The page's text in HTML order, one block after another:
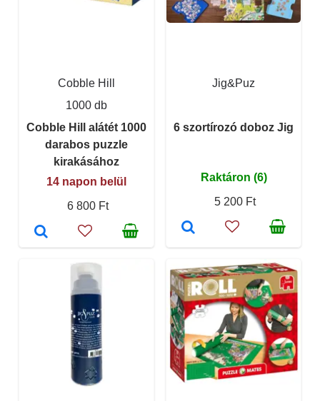
Cobble Hill
1000 db
Cobble Hill alátét 1000
darabos puzzle
kirakásához
14 napon belül
6 800 Ft
Jig&Puz
6 szortírozó doboz Jig
Raktáron (6)
5 200 Ft